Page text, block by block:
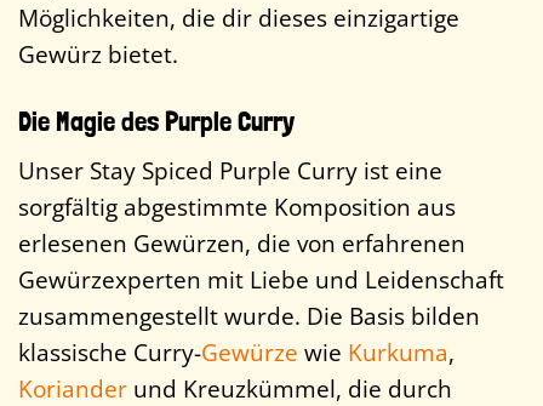
Möglichkeiten, die dir dieses einzigartige
Gewürz bietet.
Die Magie des Purple Curry
Unser Stay Spiced Purple Curry ist eine
sorgfältig abgestimmte Komposition aus
erlesenen Gewürzen, die von erfahrenen
Gewürzexperten mit Liebe und Leidenschaft
zusammengestellt wurde. Die Basis bilden
klassische Curry-Gewürze wie Kurkuma,
Koriander und Kreuzkümmel, die durch